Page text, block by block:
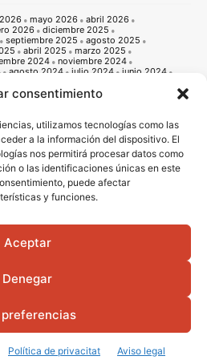
consentimiento
utilizamos tecnologías como las
a la información del dispositivo. El
nos permitirá procesar datos como
o las identificaciones únicas en este
puede afectar
y funciones.
Aceptar
Denegar
Política de privacitat Aviso legal
mayo 2026
abril 2026
2026
diciembre 2025
septiembre 2025
agosto 2025
abril 2025
marzo 2025
2024
noviembre 2024
agosto 2024 julio 2024
junio 2024
octubre 2023
septiembre 2023
mayo 2023
abril 2023
septiembre 2022
agosto 2022
abril 2022
marzo 2022
2021
noviembre 2021
agosto 2021 julio 2021
junio 2021
febrero 2021
enero 2021
octubre 2020
septiembre 2020
mayo 2020
abril 2020
2020 diciembre 2019
agosto 2019
octubre 2018
septiembre 2018
mayo 2018
2017
septiembre 2016
| Avis legal |Politica de privacitat
Qui som